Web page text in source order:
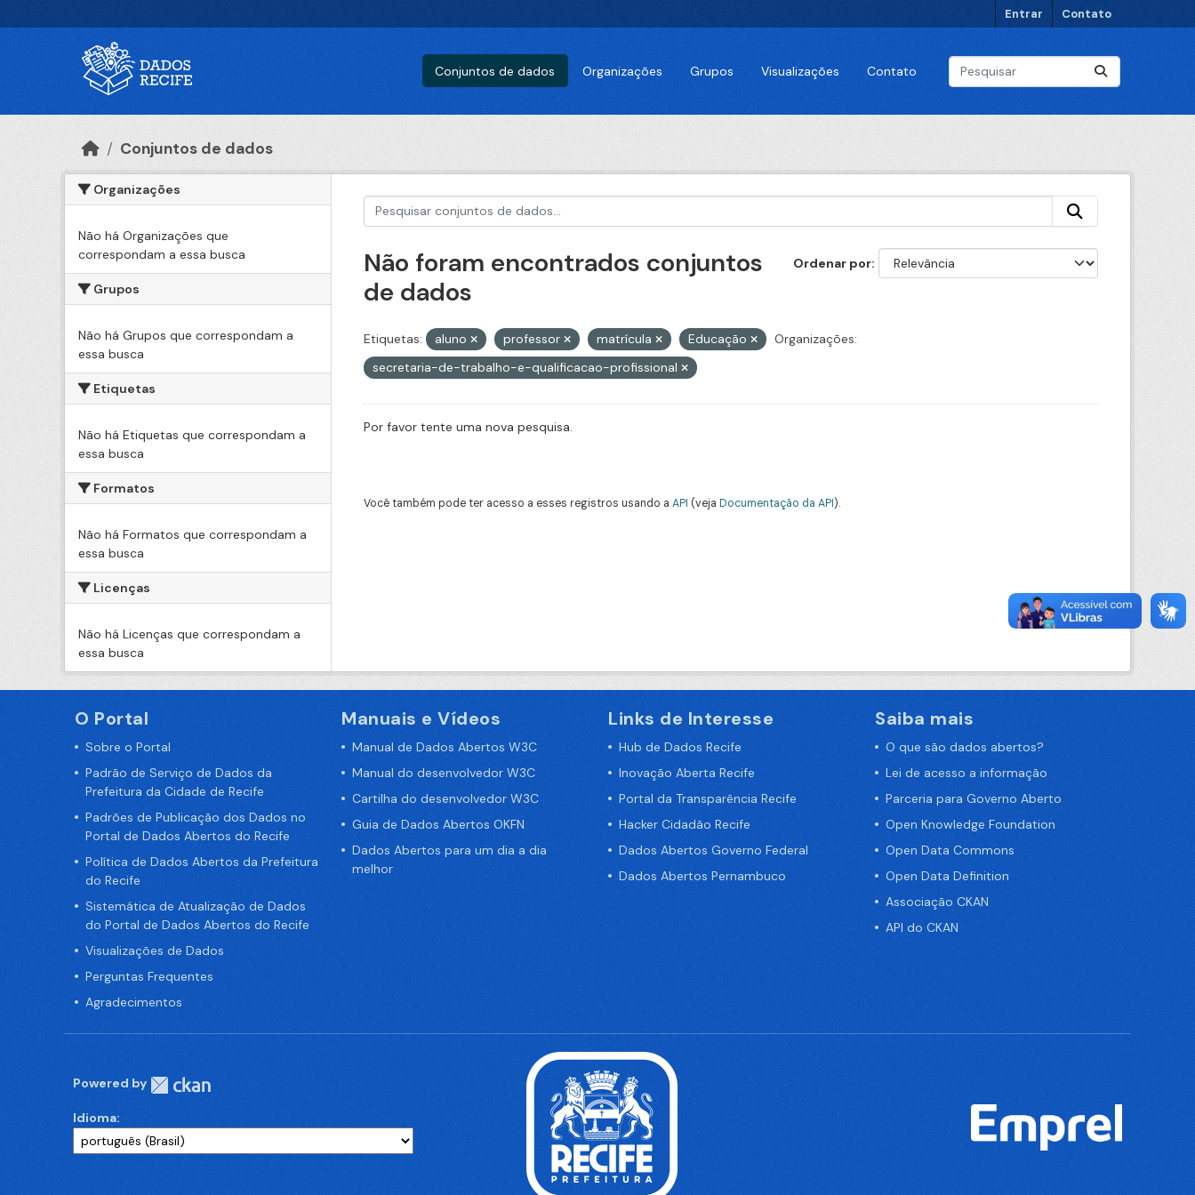
Entrar Contato
Conjuntos de dados Organizações Grupos Visualizações Contato
Conjuntos de dados
Organizações
Não há Organizações que
correspondam a essa busca
Grupos
Não há Grupos que correspondam a
essa busca
Etiquetas
Não há Etiquetas que correspondam a
essa busca
Formatos
Não há Formatos que correspondam a
essa busca
Licenças
Não há Licenças que correspondam a
essa busca
Ordenar por
Não foram encontrados conjuntos
de dados
Etiquetas: aluno professor matrícula Educação
Organizações:
secretaria-de-trabalho-e-qualificacao-profissional
Por favor tente uma nova pesquisa.
Você também pode ter acesso a esses registros usando a API (veja Documentação da API).
O Portal
Sobre o Portal
Padrão de Serviço de Dados da
Prefeitura da Cidade de Recife
Padrões de Publicação dos Dados no
Portal de Dados Abertos do Recife
Política de Dados Abertos da Prefeitura
do Recife
Sistemática de Atualização de Dados
do Portal de Dados Abertos do Recife
Visualizações de Dados
Perguntas Frequentes
Agradecimentos
Manuais e Vídeos
Manual de Dados Abertos W3C
Manual do desenvolvedor W3C
Cartilha do desenvolvedor W3C
Guia de Dados Abertos OKFN
Dados Abertos para um dia a dia
melhor
Links de Interesse
Hub de Dados Recife
Inovação Aberta Recife
Portal da Transparência Recife
Hacker Cidadão Recife
Dados Abertos Governo Federal
Dados Abertos Pernambuco
Saiba mais
O que são dados abertos?
Lei de acesso a informação
Parceria para Governo Aberto
Open Knowledge Foundation
Open Data Commons
Open Data Definition
Associação CKAN
API do CKAN
Powered by
Idioma